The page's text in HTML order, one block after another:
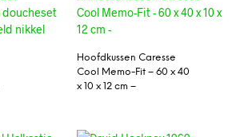
Hoofdkussen Caresse
Cool Memo-Fit – 60 x 40
x 10 x 12 cm –